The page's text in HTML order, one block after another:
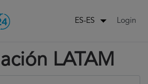
ES-ES Login
LATAM